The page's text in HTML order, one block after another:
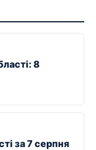
8
за 7 серпня